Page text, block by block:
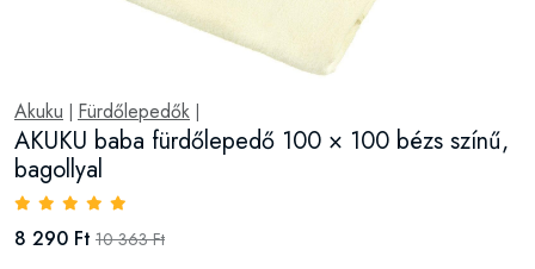
Akuku Fürdőlepedők
AKUKU baba fürdőlepedő 100 × 100 bézs színű,
bagollyal
8 290 Ft 10 363 Ft